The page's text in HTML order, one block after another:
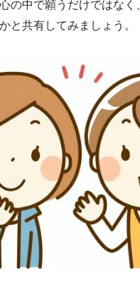
の中で願うだけではなく、
と共有してみましょう。